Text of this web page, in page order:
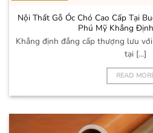
Nội Thất Gỗ Óc Chó Cao Cấp Tại
Phú Mỹ Khẳng
Khẳng định đẳng cấp thượng lưu
tại [...]
READ